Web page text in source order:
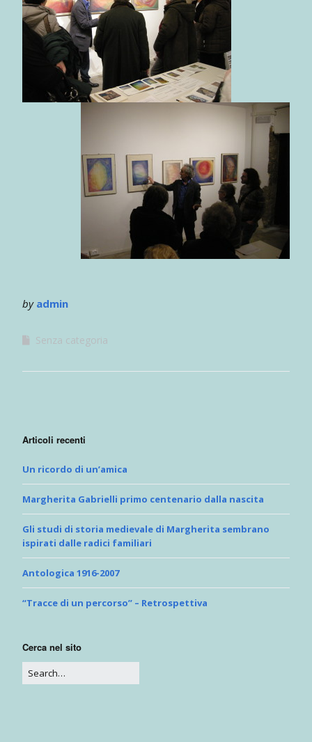
by admin
Senza categoria
Articoli recenti
Un ricordo di un’amica
Margherita Gabrielli primo centenario dalla nascita
Gli studi di storia medievale di Margherita sembrano
ispirati dalle radici familiari
Antologica 1916-2007
“Tracce di un percorso” – Retrospettiva
Cerca nel sito